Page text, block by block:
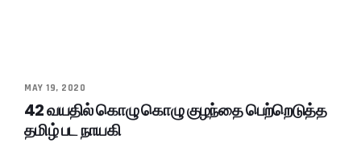
MAY 19, 2020
42 வயதில் கொழு கொழு குழந்தை பெற்றெடுத்த
தமிழ் பட நாயகி